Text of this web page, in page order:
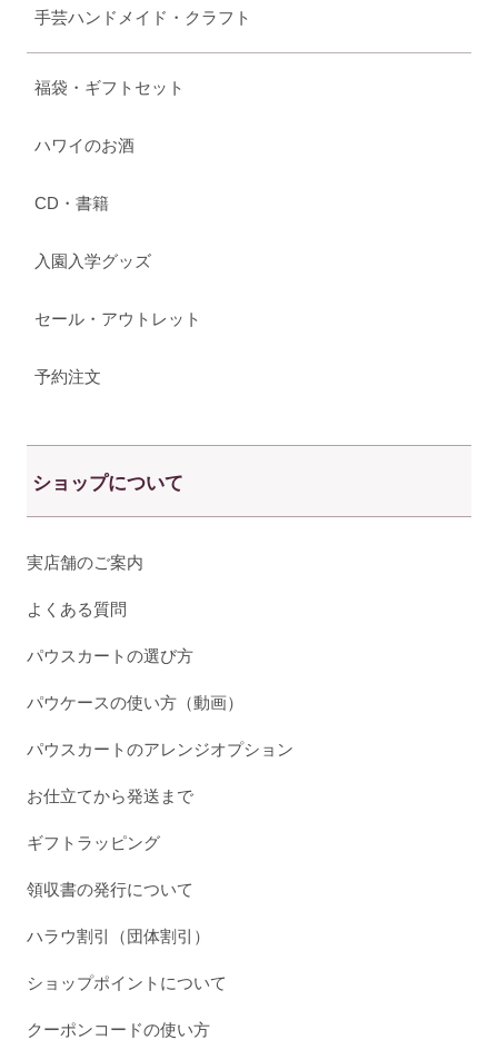
手芸ハンドメイド・クラフト
福袋・ギフトセット
ハワイのお酒
CD・書籍
入園入学グッズ
セール・アウトレット
予約注文
ショップについて
実店舗のご案内
よくある質問
パウスカートの選び方
パウケースの使い方（動画）
パウスカートのアレンジオプション
お仕立てから発送まで
ギフトラッピング
領収書の発行について
ハラウ割引（団体割引）
ショップポイントについて
クーポンコードの使い方